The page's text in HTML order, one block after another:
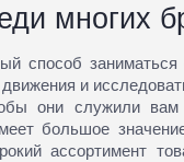
многих
способ заниматься
движения и
они служили вам
большое
ассортимент